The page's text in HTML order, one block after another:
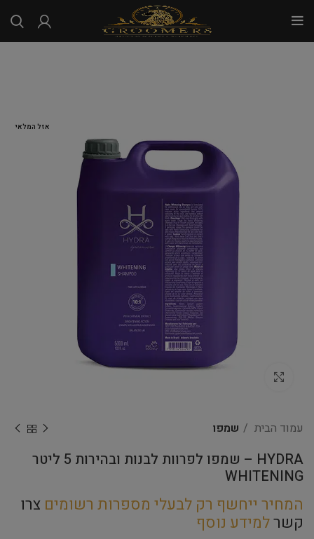
אזל המלאי
עמוד הבית שמפו
HYDRA – שמפו לפרוות לבנות ובהירות 5 ליטר
WHITENING
המחיר ייחשף רק לבעלי מספרות רשומים צרו
קשרלמידע נוסף